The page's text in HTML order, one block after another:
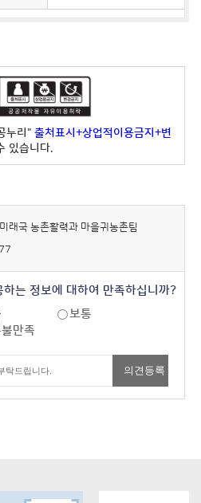
누리" 출처표시+상업적이용금지+변
있습니다.
래국 농촌활력과 마을귀농촌팀
하는 정보에 대하여 만족하십니까?
보통
만족